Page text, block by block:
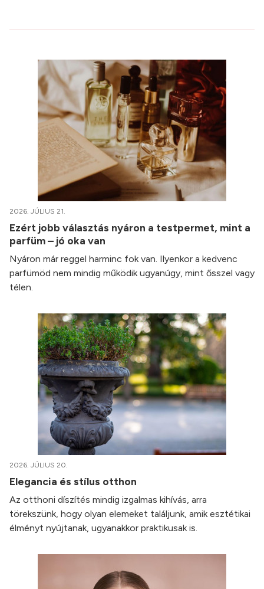
2026. JÚLIUS 21.
Ezért jobb választás nyáron a testpermet, mint a
parfüm – jó oka van
Nyáron már reggel harminc fok van. Ilyenkor a kedvenc
parfümöd nem mindig működik ugyanúgy, mint ősszel vagy
télen.
2026. JÚLIUS 20.
Elegancia és stílus otthon
Az otthoni díszítés mindig izgalmas kihívás, arra
törekszünk, hogy olyan elemeket találjunk, amik esztétikai
élményt nyújtanak, ugyanakkor praktikusak is.